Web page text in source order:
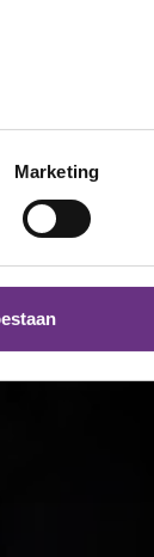
in. U kunt uw
voor social
die u aan ze heeft
Marketing